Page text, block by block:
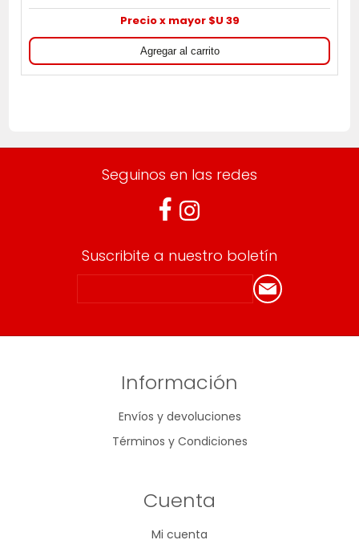
Precio x mayor $U 39
Seguinos en las redes
Suscribite a nuestro boletín
Información
Envíos y devoluciones
Términos y Condiciones
Cuenta
Mi cuenta